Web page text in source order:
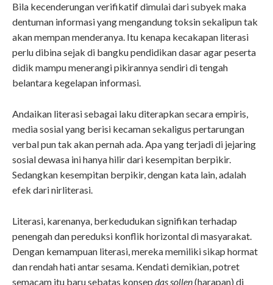
Bila kecenderungan verifikatif dimulai dari subyek maka
dentuman informasi yang mengandung toksin sekalipun tak
akan mempan menderanya. Itu kenapa kecakapan literasi
perlu dibina sejak di bangku pendidikan dasar agar peserta
didik mampu menerangi pikirannya sendiri di tengah
belantara kegelapan informasi.
Andaikan literasi sebagai laku diterapkan secara empiris,
media sosial yang berisi kecaman sekaligus pertarungan
verbal pun tak akan pernah ada. Apa yang terjadi di jejaring
sosial dewasa ini hanya hilir dari kesempitan berpikir.
Sedangkan kesempitan berpikir, dengan kata lain, adalah
efek dari nirliterasi.
Literasi, karenanya, berkedudukan signifikan terhadap
penengah dan pereduksi konflik horizontal di masyarakat.
Dengan kemampuan literasi, mereka memiliki sikap hormat
dan rendah hati antar sesama. Kendati demikian, potret
semacam itu baru sebatas konsep das sollen(harapan) di